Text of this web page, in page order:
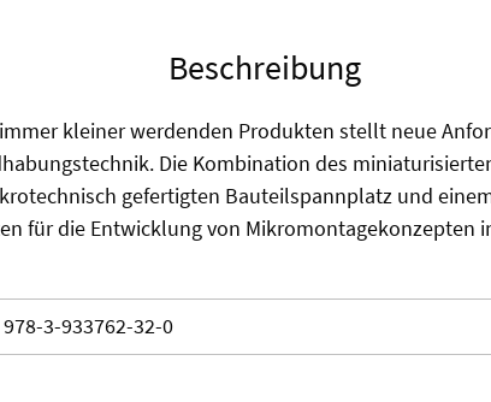
Beschreibung
kleiner werdenden Produkten stellt neue
Die Kombination des
gefertigten Bauteilspannplatz und
für die Entwicklung von Mikromontagekonzepten
978-3-933762-32-0